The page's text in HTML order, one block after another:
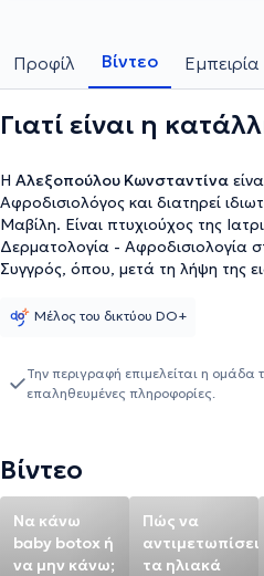
Προφίλ Βίντεο Εμπειρία
Γιατί είναι η
Η Αλεξοπούλου Κωνσταντίνα
Αφροδισιολόγος και διατηρεί
Μαβίλη. Είναι πτυχιούχος της
Δερματολογία - Αφροδισιολογία
Συγγρός, όπου, μετά τη λήψη της
ιδρωταδενίτιδα καθώς και στη
Τέλος, έχει παρακολουθήσει
διαθέτει αξιόλογη ερευνητική
Μέλος του δικτύου DO+
Την περιγραφή επιμελείται η
επαληθευμένες πληροφορίες.
Βίντεο
Να κάνω
baby botox ή
να μην κάνω;
Πώς να
αντιμετωπίσεις
τα ηλιακά